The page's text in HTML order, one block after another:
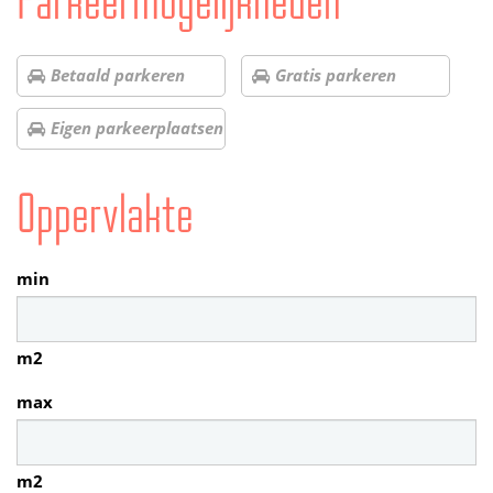
Betaald parkeren Gratis parkeren
Eigen parkeerplaatsen
Oppervlakte
min
m2
max
m2